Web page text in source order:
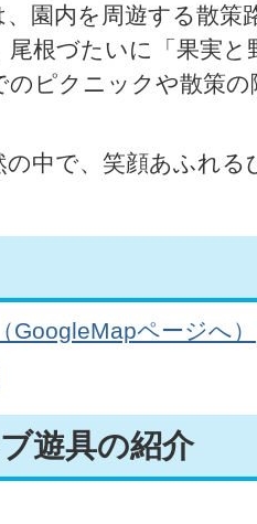
園内を周遊する散策
尾根づたいに「果実
のピクニックや散策
の中で、笑顔あふれ
GoogleMapページへ）
遊具の紹介